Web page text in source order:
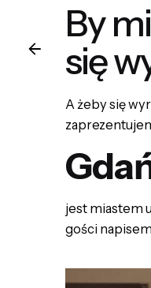
By
się
A żeby się
jest miastem
gości